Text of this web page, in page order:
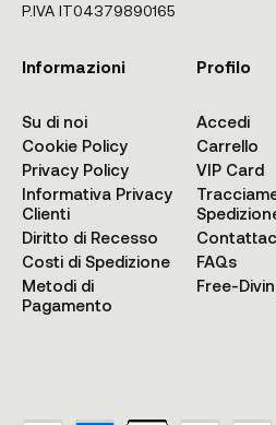
P.IVA IT04379890165
Informazioni
Su di noi
Cookie Policy
Privacy Policy
Informativa Privacy
Clienti
Diritto di Recesso
Costi di Spedizione
Metodi di
Pagamento
Profilo
Accedi
Carrello
VIP Card
FAQs
Free-